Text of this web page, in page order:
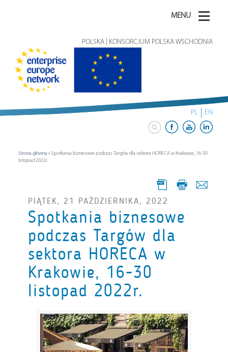
MENU
POLSKA | KONSORCJUM POLSKA WSCHODNIA
PL EN
Strona główna »Spotkania biznesowe podczas Targów dla sektora HORECA w Krakowie, 16-30
listopad 2022r.
PIĄTEK, 21 PAŹDZIERNIKA, 2022
Spotkania biznesowe
podczas Targów dla
sektora HORECA w
Krakowie, 16-30
listopad 2022r.